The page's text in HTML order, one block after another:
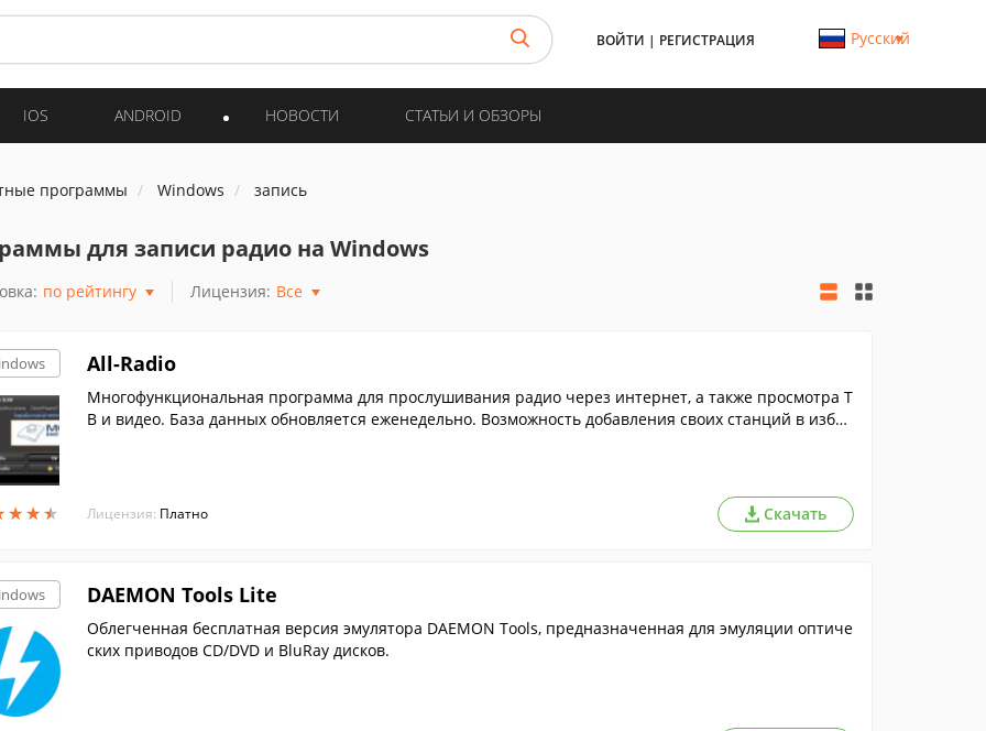
ВОЙТИ | РЕГИСТРАЦИЯ Русский
IOS ANDROID НОВОСТИ СТАТЬИ И ОБЗОРЫ
программы Windows запись
для записи радио на Windows
по рейтингу Лицензия: Все
★★★
★★★
All-Radio
Многофункциональная программа для прослушивания радио через интернет, а также просмотра Т
В и видео. База данных обновляется еженедельно. Возможность добавления своих станций в избра
Лицензия: Платно Скачать
DAEMON Tools Lite
Облегченная бесплатная версия эмулятора DAEMON Tools, предназначенная для эмуляции оптиче
ских приводов CD/DVD и BluRay дисков.